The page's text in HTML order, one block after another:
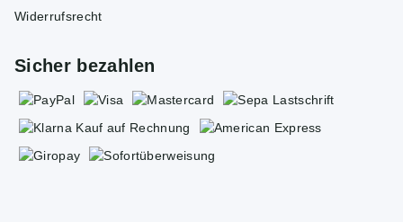
Widerrufsrecht
Sicher bezahlen